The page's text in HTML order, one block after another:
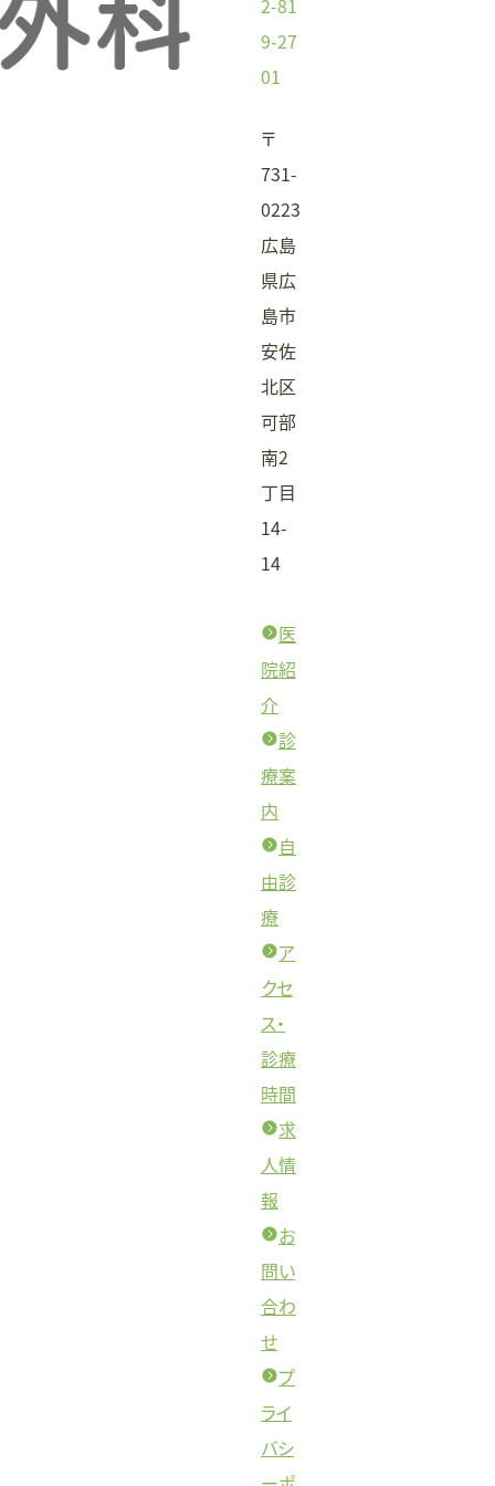
2-81
9-27
01
〒
731-
0223
広島
県広
島市
安佐
北区
可部
南2
丁目
14-
14
医
院紹
介
診
療案
内
自
由診
療
ア
クセ
ス・
診療
時間
求
人情
報
お
問い
合わ
せ
プ
ライ
バシ